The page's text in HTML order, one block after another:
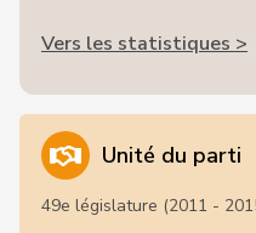
Vers les statistiques >
Unité du parti
49e législature (2011 -